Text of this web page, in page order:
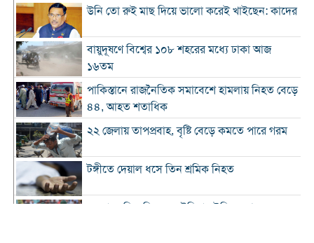
উনি তো রুই মাছ দিয়ে ভালো করেই খাইছেন: কাদের
বায়ুদূষণে বিশ্বের ১০৮ শহরের মধ্যে ঢাকা আজ
১৬তম
পাকিস্তানে রাজনৈতিক সমাবেশে হামলায় নিহত বেড়ে
৪৪, আহত শতাধিক
২২ জেলায় তাপপ্রবাহ, বৃষ্টি বেড়ে কমতে পারে গরম
টঙ্গীতে দেয়াল ধসে তিন শ্রমিক নিহত
১২ রানে লিড নিয়ে অস্ট্রেলিয়ার ইনিংস শেষ